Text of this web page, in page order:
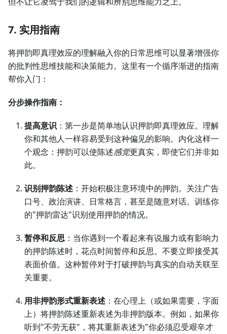
7. 实用指南
将押韵即真理效应的理解融入你的日常思维可以显著增强你
的批判性思维技能和决策能力。这里有一个循序渐进的指南
帮你入门：
分步操作指南：
提高意识 ：第一步是简单地认识押韵即真理效应。理解
你和其他人一样容易受到这种偏见的影响。内化这样一
个观念：押韵可以使陈述感觉更真实，即使它们并非如
此。
识别押韵陈述 ：开始积极注意环境中的押韵。关注广告
口号、政治演讲、日常格言，甚至是随意对话。训练你
的"押韵雷达"识别使用押韵的情况。
暂停和反思 ：当你遇到一个看起来有说服力或有影响力
的押韵陈述时，花点时间暂停和反思。不要立即接受其
表面价值。这种暂停对于打破押韵与真实的自动关联至
关重要。
用非押韵形式重新表述 ：在心理上（或如果需要，字面
上）将押韵陈述重新表述为非押韵版本。例如，如果你
听到"不劳无获"，将其重新表述为"你必须忍受艰辛才